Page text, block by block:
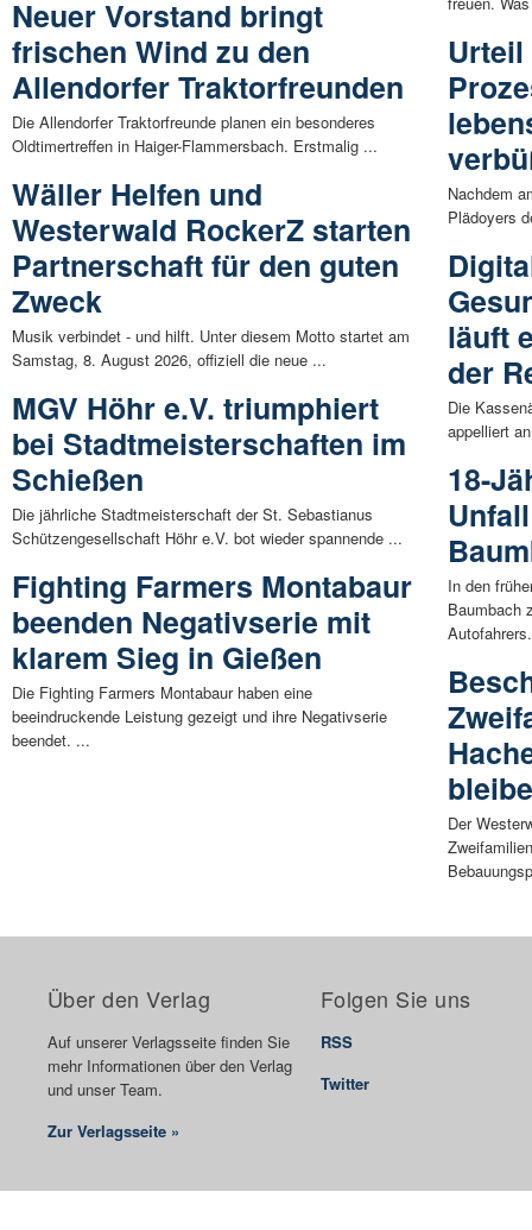
Neuer Vorstand bringt
frischen Wind zu den
Allendorfer Traktorfreunden
Die Allendorfer Traktorfreunde planen ein besonderes
Oldtimertreffen in Haiger-Flammersbach. Erstmalig ...
Wäller Helfen und
Westerwald RockerZ starten
Partnerschaft für den guten
Zweck
Musik verbindet - und hilft. Unter diesem Motto startet am
Samstag, 8. August 2026, offiziell die neue ...
MGV Höhr e.V. triumphiert
bei Stadtmeisterschaften im
Schießen
Die jährliche Stadtmeisterschaft der St. Sebastianus
Schützengesellschaft Höhr e.V. bot wieder spannende ...
Fighting Farmers Montabaur
beenden Negativserie mit
klarem Sieg in Gießen
Die Fighting Farmers Montabaur haben eine
beeindruckende Leistung gezeigt und ihre Negativserie
beendet. ...
Nachdem
Plädoyers
läuft
der
Die
appelliert
18-
In den
Baumbach
Der
Über den Verlag
Auf unserer Verlagsseite finden Sie
mehr Informationen über den Verlag
und unser Team.
Zur Verlagsseite »
Folgen Sie uns
RSS
Twitter